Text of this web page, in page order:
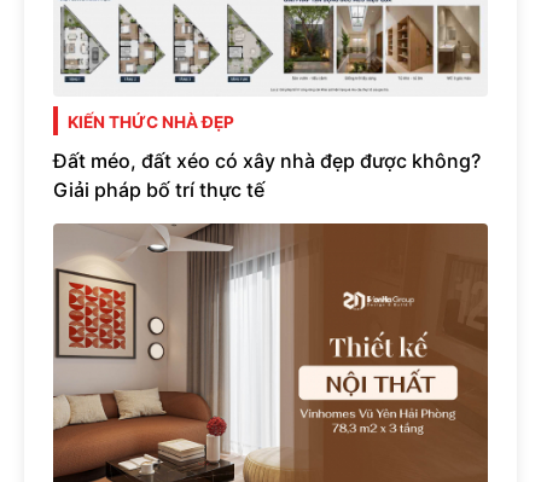
KIẾN THỨC NHÀ ĐẸP
Đất méo, đất xéo có xây nhà đẹp được không?
Giải pháp bố trí thực tế